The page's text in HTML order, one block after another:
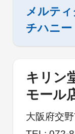
メルテ
チハニー
キリン
モール
大阪府交